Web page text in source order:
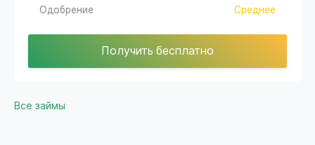
Одобрение Среднее
Получить бесплатно
Все займы